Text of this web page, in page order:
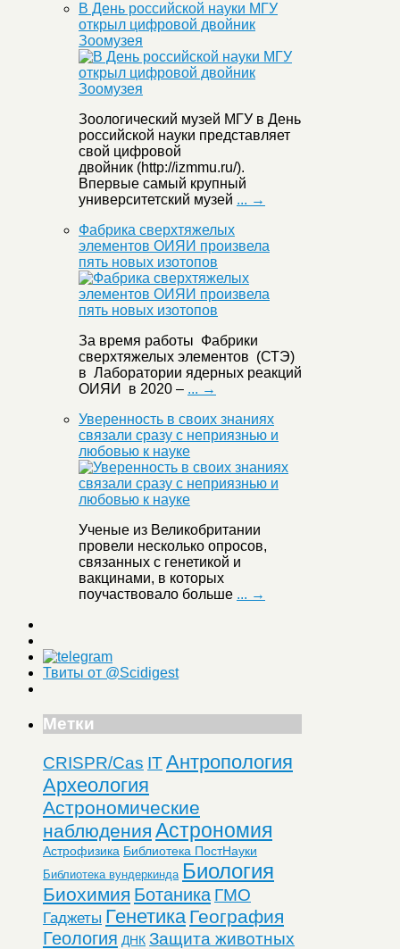
В День российской науки МГУ
открыл цифровой двойник
Зоомузея
Зоологический музей МГУ в День
российской науки представляет
свой цифровой
двойник (http://izmmu.ru/).
Впервые самый крупный
университетский музей ... →
Фабрика сверхтяжелых
элементов ОИЯИ произвела
пять новых изотопов
За время работы Фабрики
сверхтяжелых элементов (СТЭ)
в Лаборатории ядерных реакций
ОИЯИ в 2020 – ... →
Уверенность в своих знаниях
связали сразу с неприязнью и
любовью к науке
Ученые из Великобритании
провели несколько опросов,
связанных с генетикой и
вакцинами, в которых
поучаствовало больше ... →
Твиты от @Scidigest
Метки
CRISPR/Cas ITАнтропология
Археология
Астрономические
наблюдения Астрономия
Астрофизика Библиотека ПостНауки
Библиотека вундеркинда Биология
Биохимия Ботаника ГМО
Гаджеты Генетика География
Геология ДНК Защита животных